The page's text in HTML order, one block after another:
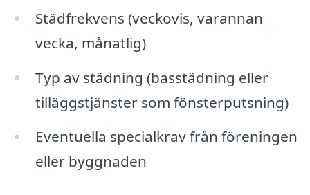
Städfrekvens (veckovis, varannan
vecka, månatlig)
Typ av städning (basstädning eller
tilläggstjänster som fönsterputsning)
Eventuella specialkrav från föreningen
eller byggnaden